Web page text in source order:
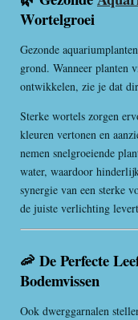
Wortelgroei
Gezonde
grond. Wanneer planten
ontwikkelen, zie je dat
Sterke wortels zorgen
kleuren vertonen en
nemen snelgroeiende
water, waardoor
synergie van een sterke
de juiste verlichting
🦐 De Perfecte
Bodemvissen
Ook dwerggarnalen